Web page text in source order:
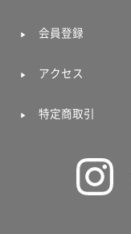
会員登録
アクセス
特定商取引